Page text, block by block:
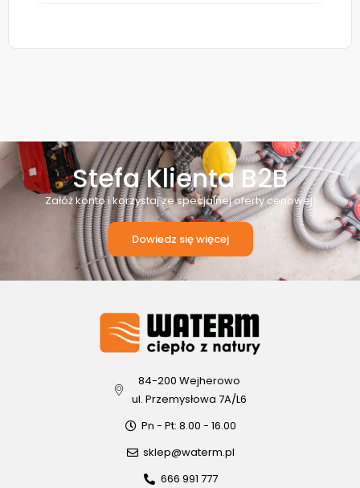
Stefa Klienta B2B
Załóż konto i korzystaj ze specjalnej oferty cenowej!
Dowiedz się więcej
84-200 Wejherowo
ul. Przemysłowa 7A/L6
Pn - Pt: 8.00 - 16.00
sklep@waterm.pl
666 991 777